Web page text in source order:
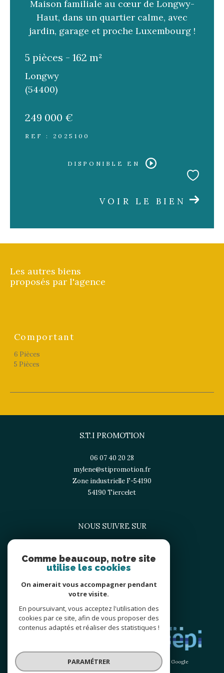
Maison familiale au cœur de Longwy-
Haut, dans un quartier calme, avec
jardin, garage et proche Luxembourg !
5 pièces - 162 m²
Longwy
(54400)
249 000 €
REF : 2025100
DISPONIBLE EN
VOIR LE BIEN
Les autres biens
proposés par l'agence
Comportant
6 Pièces
5 Pièces
S.T.I PROMOTION
06 07 40 20 28
mylene@stipromotion.fr
Zone industrielle F-54190
54190
tiercelet
NOUS SUIVRE SUR
ADHÉRENTS
© 2026 | Tous droits réservés | Traduction powered by Google
|
Comme beaucoup, notre site
utilise les cookies
On aimerait vous accompagner pendant
votre visite.
En poursuivant, vous acceptez l'utilisation des
cookies par ce site, afin de vous proposer des
contenus adaptés et réaliser des statistiques !
PARAMÉTRER